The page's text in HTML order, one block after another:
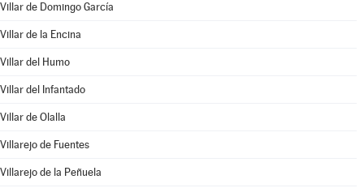
Villar de Domingo García
Villar de la Encina
Villar del Humo
Villar del Infantado
Villar de Olalla
Villarejo de Fuentes
Villarejo de la Peñuela